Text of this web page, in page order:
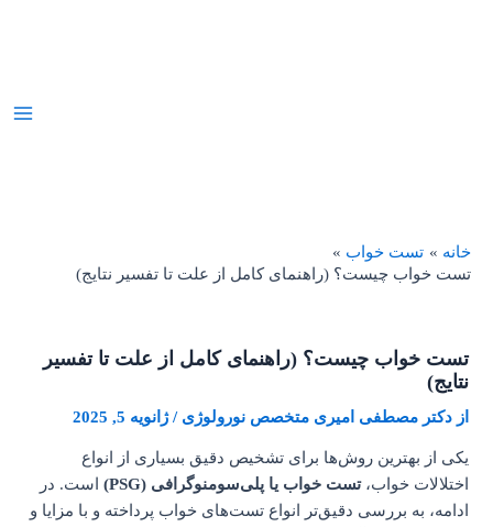
تست خواب
خواب چیست؟ (راهنمای کامل از علت تا تفسیر نتایج)
تست خواب چیست؟ (راهنمای کامل از علت تا تفسیر
نتایج)
دکتر مصطفی امیری متخصص نورولوژی/ژانویه 5, 2025
یکی از بهترین روش‌ها برای تشخیص دقیق بسیاری از انواع
اختلالات خواب،تست خواب یا پلی‌سومنوگرافی (PSG)
است. در
ادامه، به بررسی دقیق‌تر انواع تست‌های خواب پرداخته و با مزایا و